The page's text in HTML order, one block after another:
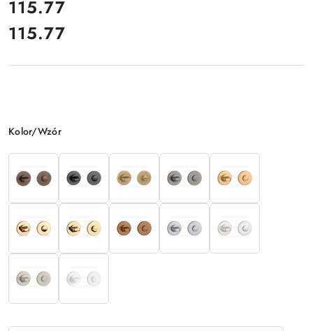
cena:
115.77
Cena:
115.77
Wariant
Kolor/Wzór